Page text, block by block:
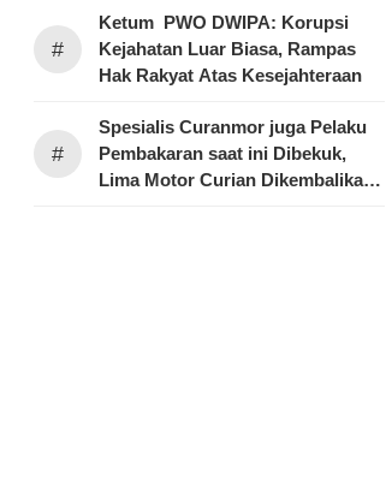
#
Ketum PWO DWIPA: Korupsi
Kejahatan Luar Biasa, Rampas
Hak Rakyat Atas Kesejahteraan
#
Spesialis Curanmor juga Pelaku
Pembakaran saat ini Dibekuk,
Lima Motor Curian Dikembalikan